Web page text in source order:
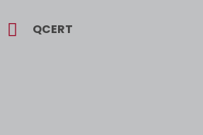
QCERT